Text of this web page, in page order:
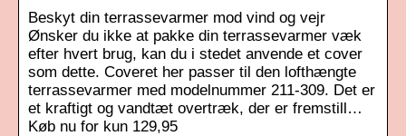
Beskyt din terrassevarmer mod vind og vejr
Ønsker du ikke at pakke din terrassevarmer væk
efter hvert brug, kan du i stedet anvende et cover
som dette. Coveret her passer til den lofthængte
terrassevarmer med modelnummer 211-309. Det er
et kraftigt og vandtæt overtræk, der er fremstill…
Køb nu for kun 129,95